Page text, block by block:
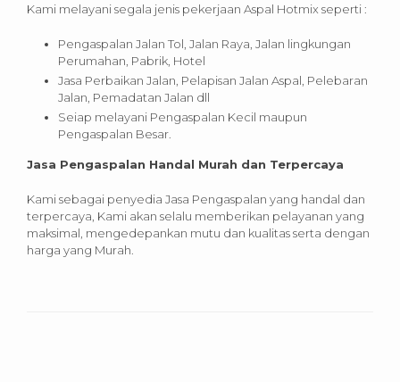
Kami melayani segala jenis pekerjaan Aspal Hotmix seperti :
Pengaspalan Jalan Tol, Jalan Raya, Jalan lingkungan
Perumahan, Pabrik, Hotel
Jasa Perbaikan Jalan, Pelapisan Jalan Aspal, Pelebaran
Jalan, Pemadatan Jalan dll
Seiap melayani Pengaspalan Kecil maupun
Pengaspalan Besar.
Jasa Pengaspalan Handal Murah dan Terpercaya
Kami sebagai penyedia Jasa Pengaspalan yang handal dan
terpercaya, Kami akan selalu memberikan pelayanan yang
maksimal, mengedepankan mutu dan kualitas serta dengan
harga yang Murah.